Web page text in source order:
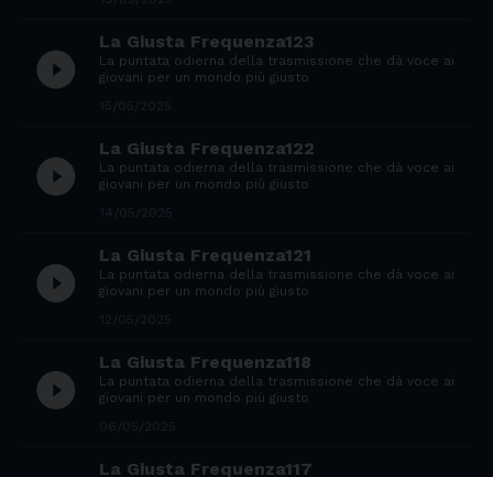
play_circle_filled
La Giusta Frequenza123
La puntata odierna della trasmissione che dà voce ai
giovani per un mondo più giusto
play_circle_filled
La Giusta Frequenza122
La puntata odierna della trasmissione che dà voce ai
giovani per un mondo più giusto
play_circle_filled
La Giusta Frequenza121
La puntata odierna della trasmissione che dà voce ai
giovani per un mondo più giusto
play_circle_filled
La Giusta Frequenza118
La puntata odierna della trasmissione che dà voce ai
giovani per un mondo più giusto
La Giusta Frequenza117